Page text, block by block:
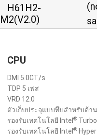
H61H2-
M2(V2.0)
CPU
DMI 5.0GT/s
TDP 5 เฟส
VRD 12.0
ตัวเก็บประจุแบบทึบสำหรับด้าน
รองรับเทคโนโลยี Intel ®
รองรับเทคโนโลยี Intel ®